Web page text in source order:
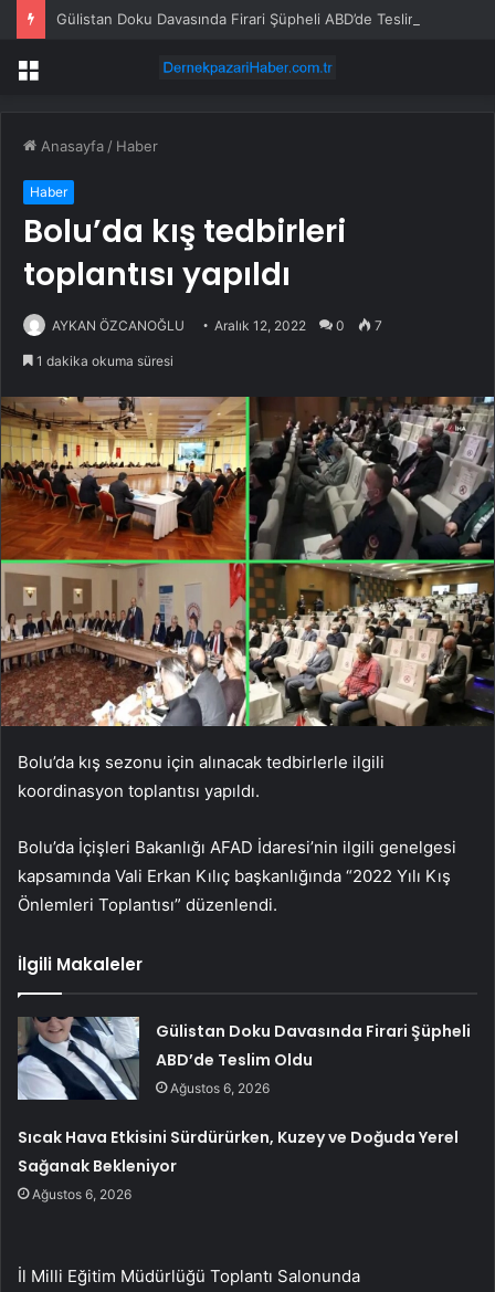
Gülistan Doku Davasında Firari Şüpheli ABD’de Teslim Oldu
Menü
Anasayfa / Haber
Haber
Bolu’da kış tedbirleri
toplantısı yapıldı
AYKAN ÖZCANOĞLU Aralık 12, 2022 0 7
1 dakika okuma süresi
Bolu’da kış sezonu için alınacak tedbirlerle ilgili
koordinasyon toplantısı yapıldı.
Bolu’da İçişleri Bakanlığı AFAD İdaresi’nin ilgili genelgesi
kapsamında Vali Erkan Kılıç başkanlığında “2022 Yılı Kış
Önlemleri Toplantısı” düzenlendi.
İlgili Makaleler
Gülistan Doku Davasında Firari Şüpheli
ABD’de Teslim Oldu
Ağustos 6, 2026
Sıcak Hava Etkisini Sürdürürken, Kuzey ve Doğuda Yerel
Sağanak Bekleniyor
Ağustos 6, 2026
İl Milli Eğitim Müdürlüğü Toplantı Salonunda